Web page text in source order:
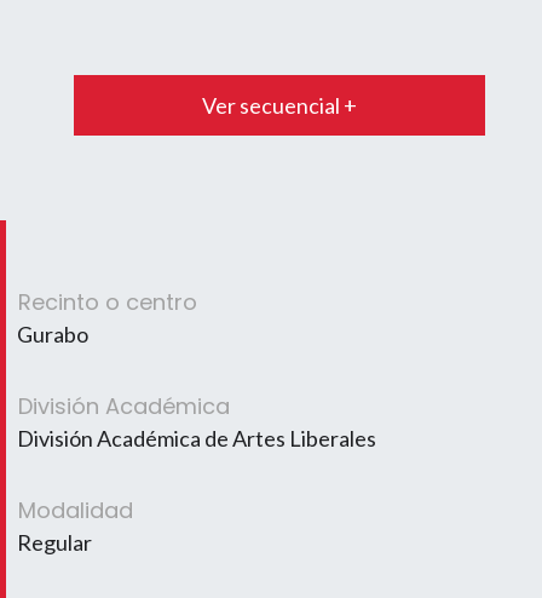
Ver secuencial +
Recinto o centro
Gurabo
División Académica
División Académica de Artes Liberales
Modalidad
Regular